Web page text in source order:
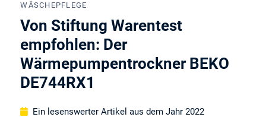
WÄSCHEPFLEGE
Von Stiftung Warentest
empfohlen: Der
Wärmepumpentrockner BEKO
DE744RX1
Ein lesenswerter Artikel aus dem Jahr 2022